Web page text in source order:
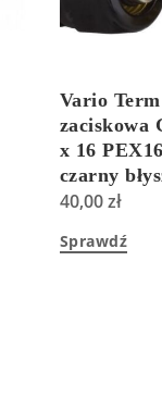
Vario Term
zaciskowa
x 16
czarny
do
40,00zł
Sprawdź